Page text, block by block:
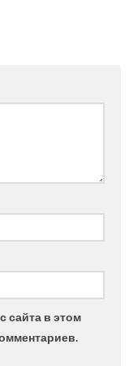
сайта в этом